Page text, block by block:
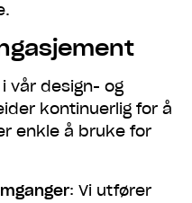
vår design- og
kontinuerlig for å
enkle å bruke for
: Vi utfører